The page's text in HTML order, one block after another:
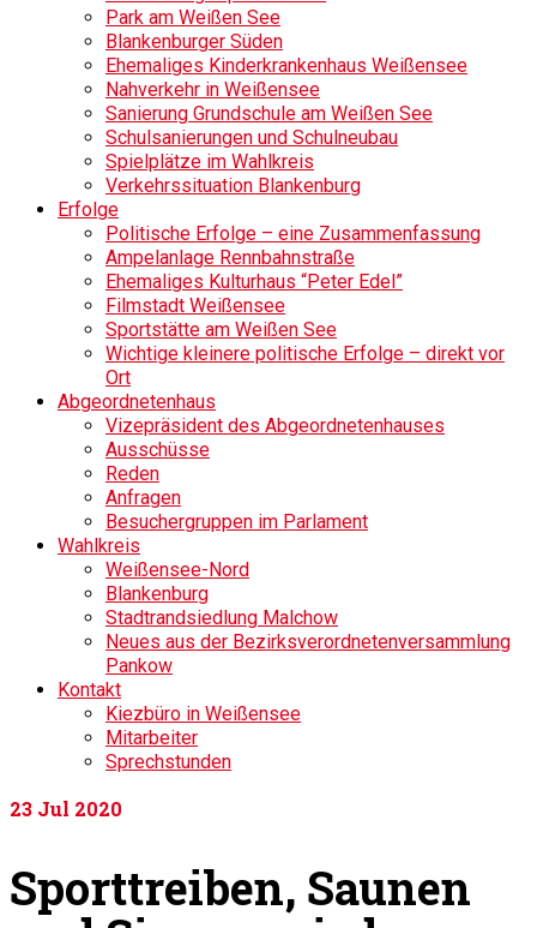
Park am Weißen See
Blankenburger Süden
Ehemaliges Kinderkrankenhaus Weißensee
Nahverkehr in Weißensee
Sanierung Grundschule am Weißen See
Schulsanierungen und Schulneubau
Spielplätze im Wahlkreis
Verkehrssituation Blankenburg
Erfolge
Politische Erfolge – eine Zusammenfassung
Ampelanlage Rennbahnstraße
Ehemaliges Kulturhaus “Peter Edel”
Filmstadt Weißensee
Sportstätte am Weißen See
Wichtige kleinere politische Erfolge – direkt vor
Ort
Abgeordnetenhaus
Vizepräsident des Abgeordnetenhauses
Ausschüsse
Reden
Anfragen
Besuchergruppen im Parlament
Wahlkreis
Weißensee-Nord
Blankenburg
Stadtrandsiedlung Malchow
Neues aus der Bezirksverordnetenversammlung
Pankow
Kontakt
Kiezbüro in Weißensee
Mitarbeiter
Sprechstunden
23 Jul 2020
Sporttreiben, Saunen